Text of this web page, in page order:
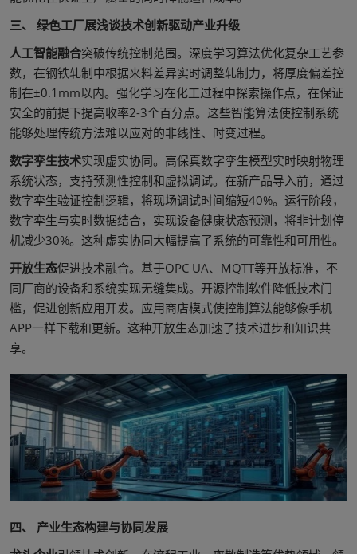
三、 绿色工厂展浅谈技术创新驱动产业升级
人工智能融合突破传统控制范围。深度学习算法优化复杂工艺参
数，在钢铁轧制中根据来料差异实时调整轧制力，将厚度偏差控
制在±0.1mm以内。强化学习在化工过程中探索操作点，在保证
安全的前提下提高收率2-3个百分点。这些智能算法使控制系统
能够处理传统方法难以应对的非线性、时变过程。
数字孪生技术实现虚实协同。高保真数字孪生模型实时映射物理
系统状态，支持预测性控制和虚拟调试。在新产品导入前，通过
数字孪生验证控制逻辑，将现场调试时间缩短40%。运行阶段，
数字孪生与实时数据结合，实现设备健康状态预测，将非计划停
机减少30%。这种虚实协同大幅提高了系统的可靠性和可用性。
开放生态促进技术融合。基于OPC UA、MQTT等开放标准，不
同厂商的设备和系统实现无缝集成。开源控制软件降低技术门
槛，促进创新应用开发。应用商店模式使控制算法能够像手机
APP一样下载和更新。这种开放生态加速了技术进步和知识共
享。
四、 产业生态构建与协同发展